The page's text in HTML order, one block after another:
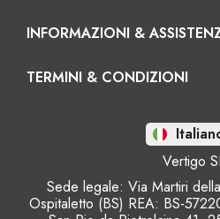
INFORMAZIONI &
TERMINI & CONDIZIONI
It
Vertigo
Sede legale: Via Martiri
Ospitaletto (BS) REA: BS-